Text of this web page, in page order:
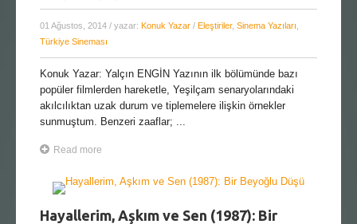
01 Ağustos, 2014 / yazar: Konuk Yazar / Eleştiriler, Sinema Yazıları
Türkiye Sineması
Konuk Yazar: Yalçın ENGİN Yazının ilk bölümünde bazı
popüler filmlerden hareketle, Yeşilçam senaryolarındaki
akılcılıktan uzak durum ve tiplemelere ilişkin örnekler
sunmuştum. Benzeri zaaflar; ...
Read more
Hayallerim, Aşkım ve Sen (1987): Bir